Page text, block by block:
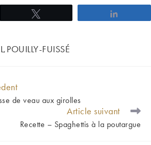
, POUILLY-FUISSÉ
de veau aux girolles
Article suivant
Recette – Spaghettis à la poutargue